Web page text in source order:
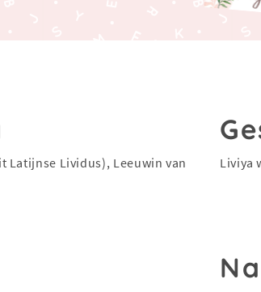
Latijnse Lividus), Leeuwin van
Liviya